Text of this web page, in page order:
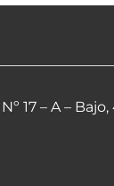
17 – A –